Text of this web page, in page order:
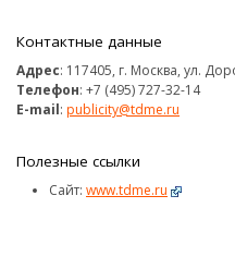
Контактные данные
Адрес: 117405, г. Москва, ул.
Телефон: +7 (495) 727-32-14
E-mail: publicity@tdme.ru
Полезные ссылки
Сайт: www.tdme.ru